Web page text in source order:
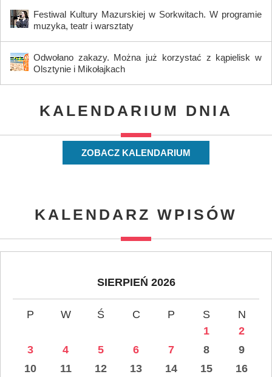
Festiwal Kultury Mazurskiej w Sorkwitach. W programie
muzyka, teatr i warsztaty
Odwołano zakazy. Można już korzystać z kąpielisk w
Olsztynie i Mikołajkach
KALENDARIUM DNIA
ZOBACZ KALENDARIUM
KALENDARZ WPISÓW
SIERPIEŃ 2026
P W Ś C P S
N
1
2
3
4 5 6 7 8
9
10
11 12 13 14 15
16